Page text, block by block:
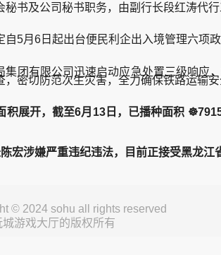
及公司秘书职务，由副行长段红涛代行
月6日起出台便民利企出入境管理六项政
有限公司迅速启动应急处置三级响应
密切防范次生灾害，全力确保铁路运输
开，截至6月13日，已播种面积
涉嫌严重违纪违法，目前正接受黑龙江
© 2024 sohu all rights reserved
游戏大厅的版权所有